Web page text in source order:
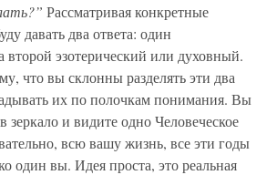
Рассматривая конкретные
давать два ответа: один
эзотерический или духовный.
что вы склонны разделять эти два
их по полочкам понимания. Вы
зеркало и видите одно Человеческое
всю вашу жизнь, все эти годы
один вы. Идея проста, это реальная